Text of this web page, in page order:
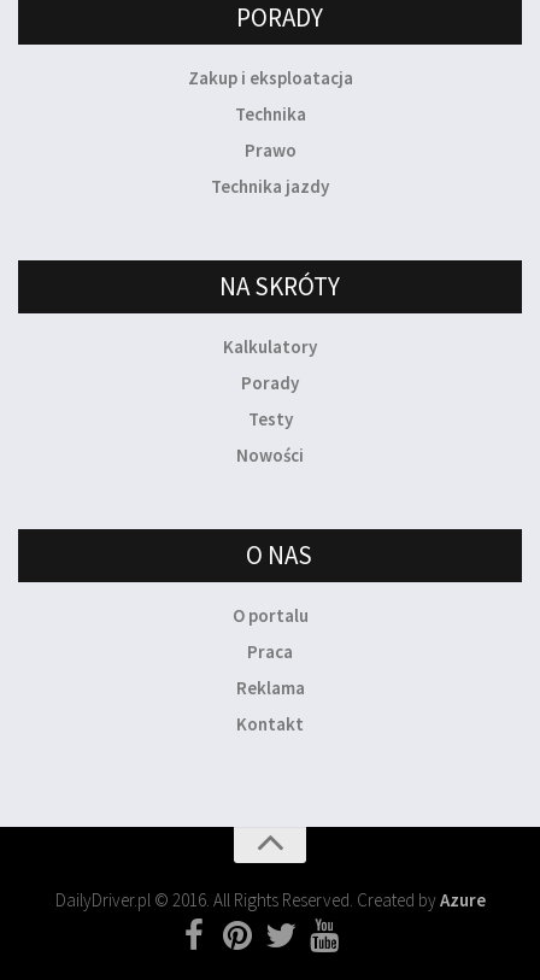
PORADY
Zakup i eksploatacja
Technika
Prawo
Technika jazdy
NA SKRÓTY
Kalkulatory
Porady
Testy
Nowości
O NAS
O portalu
Praca
Reklama
Kontakt
DailyDriver.pl © 2016. All Rights Reserved. Created byAzure